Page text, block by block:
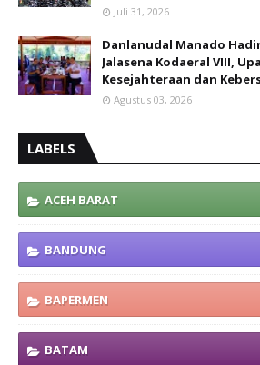
Juli 31, 2026
Danlanudal Manado
Jalasena Kodaeral VIII,
Kesejahteraan dan
Agustus 03, 2026
LABELS
ACEH BARAT
BANDUNG
BAPERMEN
BATAM